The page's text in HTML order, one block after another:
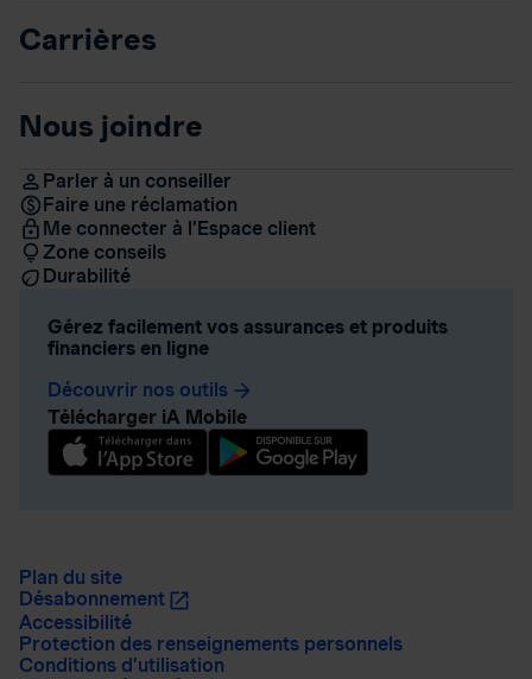
Carrières
Nous joindre
Parler à un conseiller
Faire une réclamation
Me connecter à l’Espace client
Zone conseils
Durabilité
Gérez facilement vos assurances et produits
financiers en ligne
Découvrir nos outils arrow_forward
Télécharger iA Mobile
Plan du site
Désabonnement
Accessibilité
Protection des renseignements personnels
Conditions d’utilisation